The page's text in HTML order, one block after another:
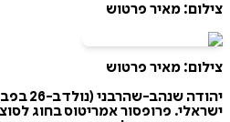
צילום: מאיר פרטוש
צילום: מאיר פרטוש
ישראלי. פרופסור אמריטוס בחוג